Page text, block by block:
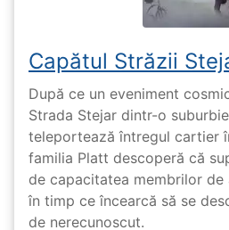
Capătul Străzii
După ce un eveniment
Strada Stejar dintr-o
teleportează întregul cartier
familia Platt descoperă că
de capacitatea membrilor de
în timp ce încearcă să se
de nerecunoscut.